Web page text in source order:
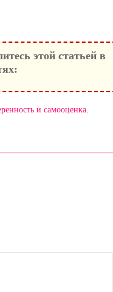
этой статьей в
и самооценка,